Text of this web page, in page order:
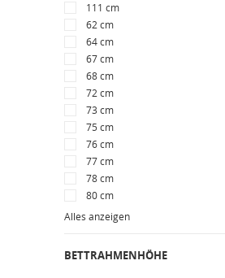
111 cm
62 cm
64 cm
67 cm
68 cm
72 cm
73 cm
75 cm
76 cm
77 cm
78 cm
80 cm
Alles anzeigen
BETTRAHMENHÖHE